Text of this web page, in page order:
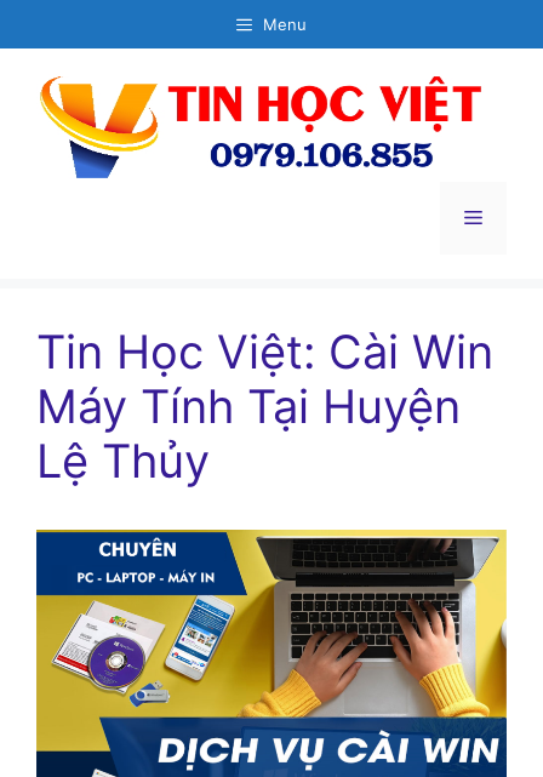
đến
dung
Menu
Menu
Tin Học Việt: Cài Win
Máy Tính Tại Huyện
Lệ Thủy